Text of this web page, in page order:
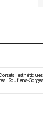
esthétiques,
Soutiens-Gorges